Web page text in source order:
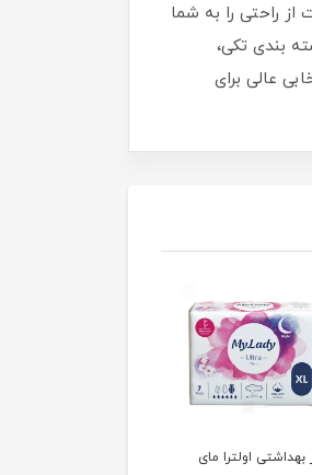
راحتی را به شما
بندی تکی،
عالی برای
اولترا مای